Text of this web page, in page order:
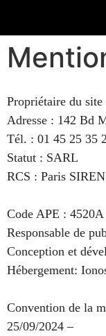
Propriétaire du
Adresse : 142 Bd
Tél. : 01 45 25 35
Statut : SARL
RCS : Paris
Code APE : 4520A
Responsable de
Conception et
Hébergement:
Convention de la
25/09/2024 –